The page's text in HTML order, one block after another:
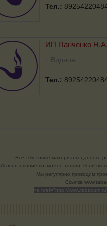
Тел.:
ИП Панченко Н.А.
г. Видное
Тел.:
Все текстовые материалы данного
Использование возможно только, если вы
Мы регулярно проводим
Cсылка
<a href="http://